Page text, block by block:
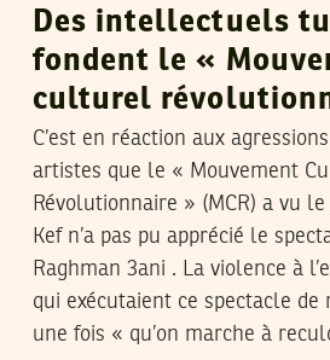
Des intellectuels
fondent le «
culturel
C’est en réaction aux
artistes que le « Mouvement
Révolutionnaire » (MCR) a vu
Kef n’a pas pu apprécié le
Raghman 3ani . La violence à
qui exécutaient ce spectacle de
une fois « qu’on marche à